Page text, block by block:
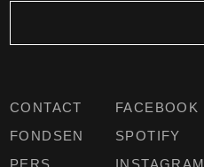
CONTACT
FONDSEN
PERS
FACEBOOK
SPOTIFY
INSTAGRAM